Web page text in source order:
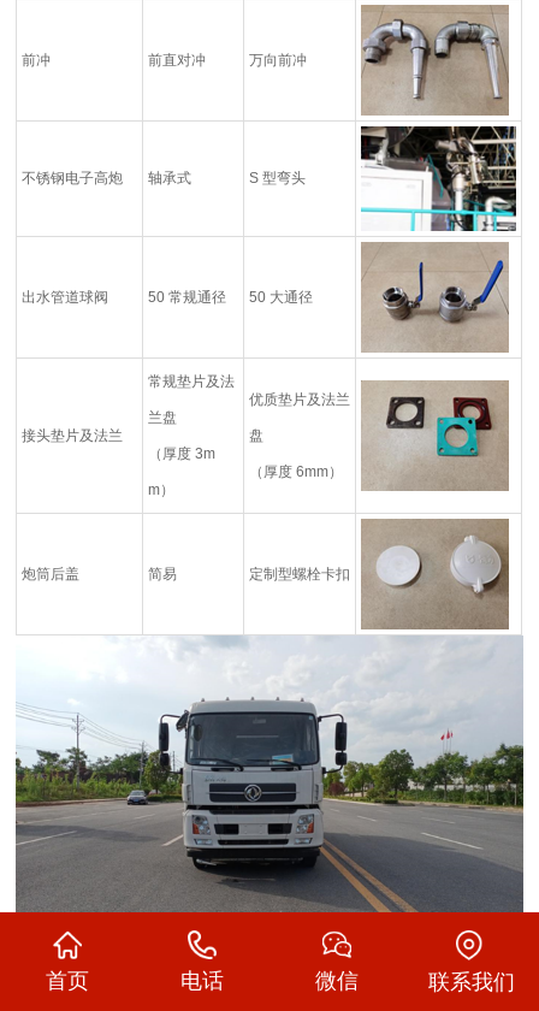
前冲 前直对冲 万向前冲
不锈钢电子高炮 轴承式 S 型弯头
出水管道球阀 50 常规通径 50 大通径
接头垫片及法兰
常规垫片及法
兰盘
（厚度 3m
m）
优质垫片及法兰
盘
（厚度 6mm）
炮筒后盖 简易 定制型螺栓卡扣
首页 电话 微信 联系我们